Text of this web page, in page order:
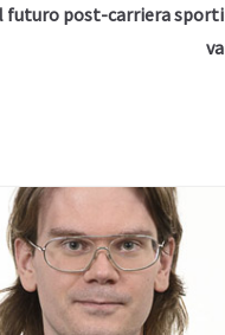
futuro post-carriera sporti
va